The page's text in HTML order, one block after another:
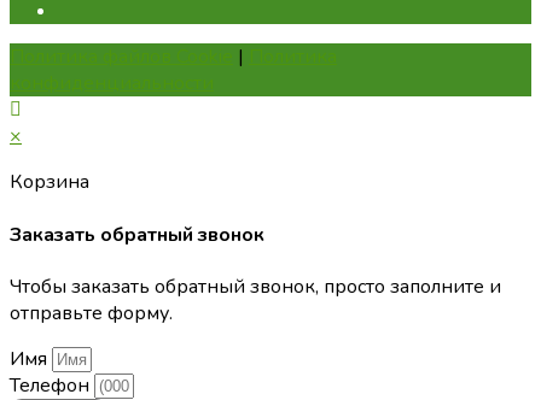
Политика файлов Cookie | Политика
конфиденциальности
×
Корзина
Заказать обратный звонок
Чтобы заказать обратный звонок, просто заполните и
отправьте форму.
Имя
Телефон